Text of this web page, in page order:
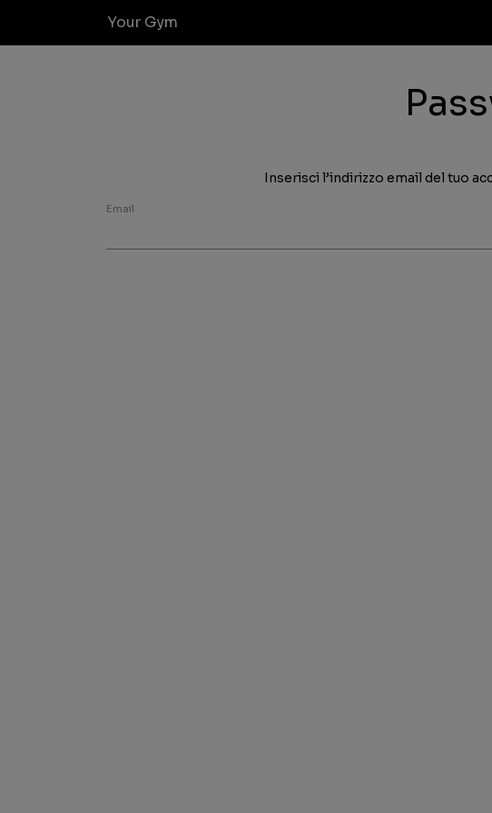
Your Gym
Inserisci l’indirizzo email del tuo
Email